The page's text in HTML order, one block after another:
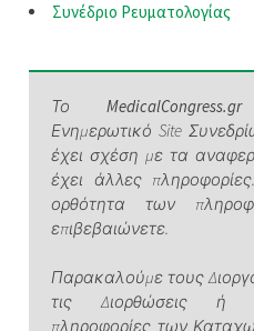
Συνέδριο Ρευματολογίας
ΤοMedicalCongress.gr
Ενημερωτικό Site
έχει σχέση με τα
έχει άλλες
ορθότητα των
επιβεβαιώνετε.
Παρακαλούμε τους
τις Διορθώσεις ή
πληροφορίες των